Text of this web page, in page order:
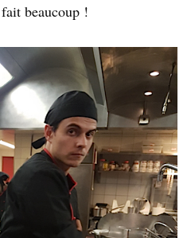
beaucoup !